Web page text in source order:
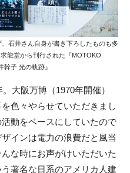
石井さん自身が書き下ろしたものも多
龍堂から刊行された『MOTOKO
子 光の軌跡』
大阪万博（1970年開催）
色々やらせていただきまし
動をベースにしていたので
インは電力の浪費だと風当
な時にお声がけいただいた
著名な日系のアメリカ人建